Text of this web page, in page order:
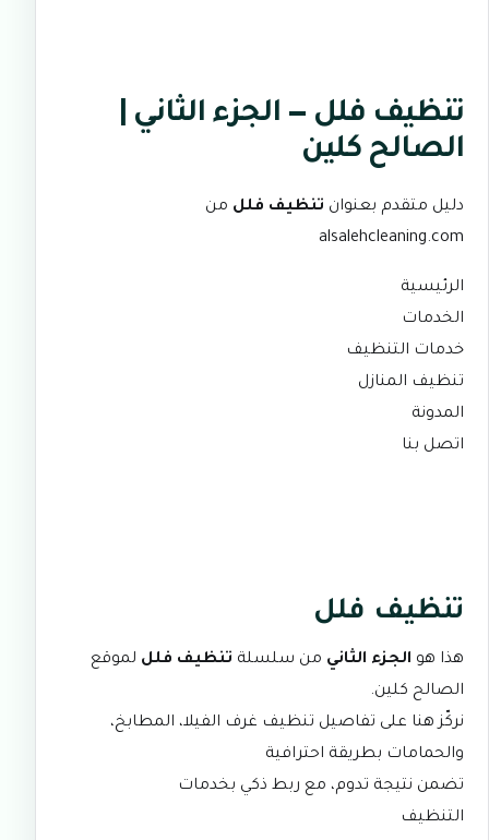
تنظيف فلل — الجزء الثاني |
الصالح كلين
دليل متقدم بعنوان تنظيف فلل من
alsalehcleaning.com
الرئيسية
الخدمات
خدمات التنظيف
تنظيف المنازل
المدونة
اتصل بنا
تنظيف فلل
هذا هو الجزء الثاني من سلسلة تنظيف فلل لموقع
الصالح كلين.
نركّز هنا على تفاصيل تنظيف غرف الفيلا، المطابخ،
والحمامات بطريقة احترافية
تضمن نتيجة تدوم، مع ربط ذكي بخدمات
التنظيف